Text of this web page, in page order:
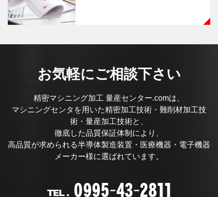
お気軽にご相談下さい
精密マシニング加工 量産センター.comは、
マシニングセンタを用いた精密加工技術・難削材加工技
術・量産加工技術と、
徹底した品質保証体制により、
高品質が求められる半導体製造装置・医療機器・電子機器
メーカー様に選ばれています。